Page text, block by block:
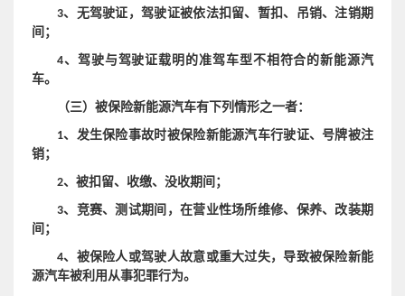
3、无驾驶证，驾驶证被依法扣留、暂扣、吊销、注销期
间；
4、驾驶与驾驶证载明的准驾车型不相符合的新能源汽
车。
（三）被保险新能源汽车有下列情形之一者：
1、发生保险事故时被保险新能源汽车行驶证、号牌被注
销；
2、被扣留、收缴、没收期间；
3、竞赛、测试期间，在营业性场所维修、保养、改装期
间；
4、被保险人或驾驶人故意或重大过失，导致被保险新能
源汽车被利用从事犯罪行为。